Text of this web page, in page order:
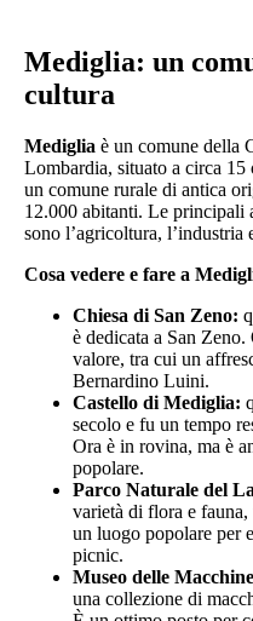
Mediglia: un
cultura
Mediglia è un comune della
Lombardia, situato a circa
un comune rurale di antica
12.000 abitanti. Le principali
sono l’agricoltura, l’industria
Cosa vedere e fare a
Chiesa di San Zeno:
è dedicata a San Zeno.
valore, tra cui un
Bernardino Luini.
Castello di Mediglia:
secolo e fu un tempo
Ora è in rovina, ma è
popolare.
Parco Naturale del
varietà di flora e
un luogo popolare per
picnic.
Museo delle
una collezione di